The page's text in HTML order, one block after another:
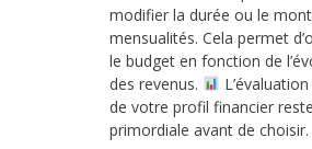
modifier la durée ou le
mensualités. Cela permet
le budget en fonction de
des revenus.
de votre profil financier reste
primordiale avant de choisir.